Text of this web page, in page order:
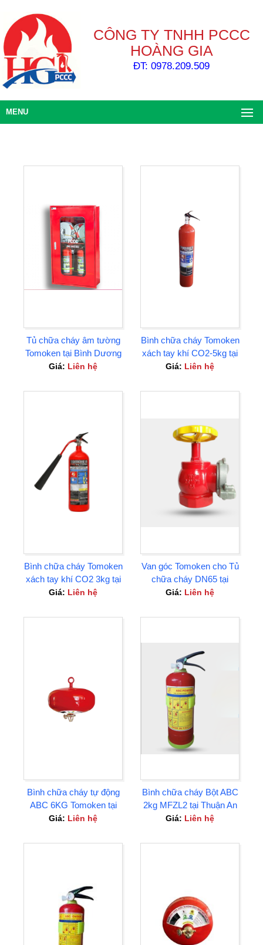
CÔNG TY TNHH PCCC
HOÀNG GIA
ĐT: 0978.209.509
MENU
Tủ chữa cháy âm tường
Tomoken tại Bình Dương
Giá: Liên hệ
Bình chữa cháy Tomoken
xách tay khí CO2-5kg tại
Thuận An Bình Dương
Giá: Liên hệ
Bình chữa cháy Tomoken
xách tay khí CO2 3kg tại
Bình Dương
Giá: Liên hệ
Van góc Tomoken cho Tủ
chữa cháy DN65 tại
Thuận An Bình Dương
Giá: Liên hệ
Bình chữa cháy tự động
ABC 6KG Tomoken tại
Bình Dương
Giá: Liên hệ
Bình chữa cháy Bột ABC
2kg MFZL2 tại Thuận An
Giá: Liên hệ